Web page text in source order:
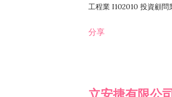
工程業 I102010 投資顧
務 F102030 菸酒批發業
分享